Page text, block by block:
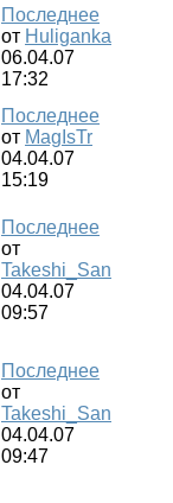
Последнее
от Huliganka
06.04.07
17:32
Последнее
от MagIsTr
04.04.07
15:19
Последнее
от
Takeshi_San
04.04.07
09:57
Последнее
от
Takeshi_San
04.04.07
09:47